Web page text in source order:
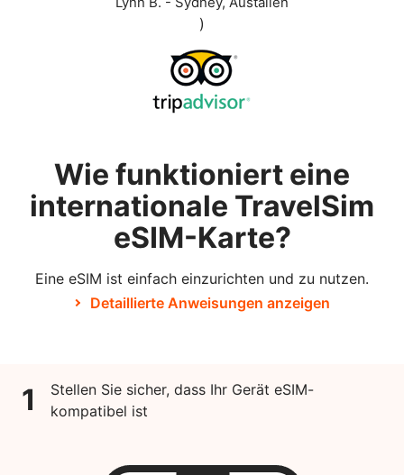
)
Wie funktioniert eine
internationale TravelSim
eSIM-Karte?
Eine eSIM ist einfach einzurichten und zu nutzen.
Detaillierte Anweisungen anzeigen
1
Stellen Sie sicher, dass Ihr Gerät eSIM-
kompatibel ist